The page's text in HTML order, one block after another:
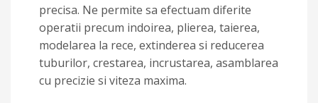
precisa. Ne permite sa efectuam diferite
operatii precum indoirea, plierea, taierea,
modelarea la rece, extinderea si reducerea
tuburilor, crestarea, incrustarea, asamblarea
cu precizie si viteza maxima.